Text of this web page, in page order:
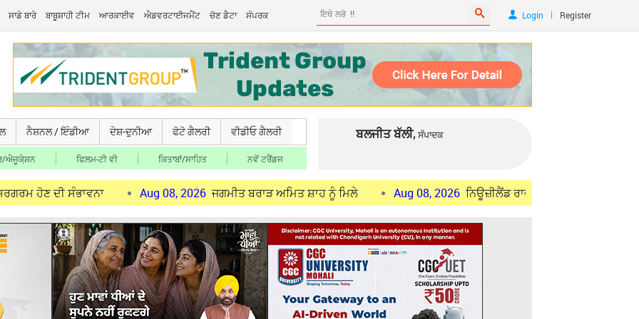
ਸਾਡੇ ਬਾਰੇ ਬਾਬੂਸ਼ਾਹੀ ਟੀਮ ਆਰਕਾਈਵ ਐਡਵਰਟਾਈਜਮੈਂਟ ਚੋਣ ਡੈਟਾ ਸੰਪਰਕ Login | Register
ਨੈਸ਼ਨਲ / ਇੰਡੀਆ ਦੇਸ਼-ਦੁਨੀਆ ਫੋਟੋ ਗੈਲਰੀ ਵੀਡੀਓ ਗੈਲਰੀ
ਐਜੂਕੇ਼ਸ਼ਨ ਫਿਲਮ-ਟੀ ਵੀ ਕਿਤਾਬਾਂ/ਸਾਹਿਤ ਨਵੇਂ ਟਰੈਂਡਜ
ਬਲਜੀਤ ਬੱਲੀ, ਸੰਪਾਦਕ
ਸੰਭਾਵਨਾ Aug 08, 2026 ਜਗਮੀਤ ਬਰਾੜ ਅਮਿਤ ਸ਼ਾਹ ਨੂੰ ਮਿਲੇ Aug 08, 2026 ਨਿਊਜ਼ੀਲੈਂਡ ਰਾਜਨੀਤੀ : ਨੈਸ਼ਨਲ ਪਾਰਟੀ ਨੇ ਆਮ ਚੋਣਾਂ ਲਈ